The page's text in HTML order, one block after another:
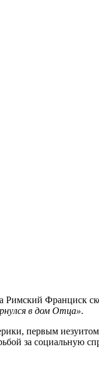
Римский Франциск
в дом Отца».
первым
за социальную